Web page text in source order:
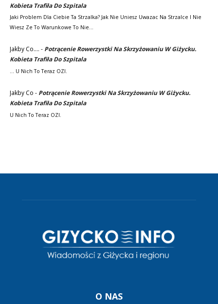
Kobieta Trafiła Do Szpitala
Jaki Problem Dla Ciebie Ta Strzalka? Jak Nie Uniesz Uwazac Na Strzalce I Nie
Wiesz Ze To Warunkowe To Nie…
Jakby Co.... - Potrącenie Rowerzystki Na Skrzyżowaniu W Giżycku.
Kobieta Trafiła Do Szpitala
... U Nich To Teraz OZI.
Jakby Co - Potrącenie Rowerzystki Na Skrzyżowaniu W Giżycku.
Kobieta Trafiła Do Szpitala
U Nich To Teraz OZI.
O NAS